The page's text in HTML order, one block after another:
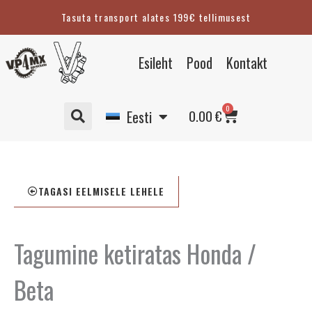
content
Tasuta transport alates 199€ tellimusest
Esileht Pood Kontakt
Eesti
Suomi
Deutsch
0.00€ 0
Cart
TAGASI EELMISELE LEHELE
Tagumine ketiratas Honda /
Beta